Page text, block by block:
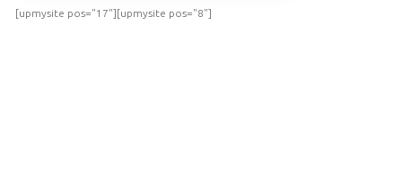
[upmysite pos="17"][upmysite pos="8"]